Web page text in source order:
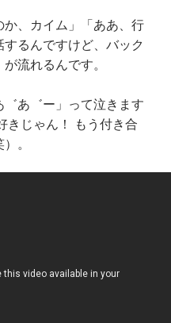
、カイム」「ああ、行
るんですけど、バック
流れるんです。
あ゛ー」って泣きます
きじゃん！ もう付き合
。